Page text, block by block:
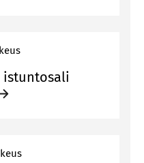
istuntosali